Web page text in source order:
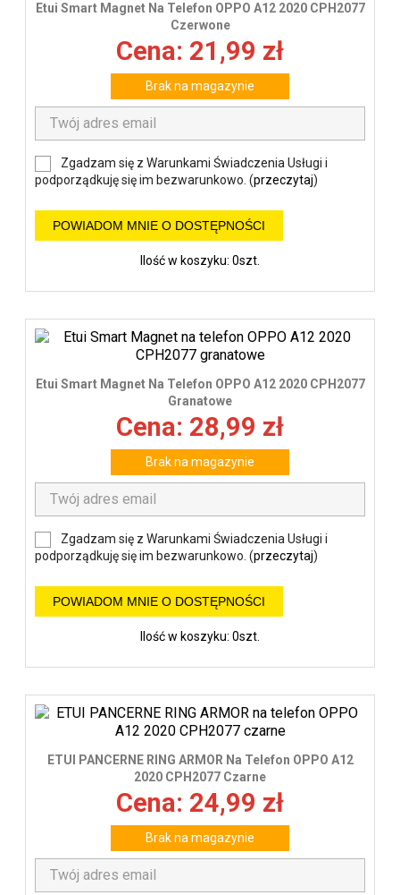
Etui Smart Magnet Na Telefon OPPO A12 2020 CPH2077
Czerwone
Cena: 21,99 zł
Brak na magazynie
Zgadzam się z Warunkami Świadczenia Usługi i
podporządkuję się im bezwarunkowo. (przeczytaj)
POWIADOM MNIE O DOSTĘPNOŚCI
Ilość w koszyku: 0szt.
Etui Smart Magnet Na Telefon OPPO A12 2020 CPH2077
Granatowe
Cena: 28,99 zł
Brak na magazynie
Zgadzam się z Warunkami Świadczenia Usługi i
podporządkuję się im bezwarunkowo. (przeczytaj)
POWIADOM MNIE O DOSTĘPNOŚCI
Ilość w koszyku: 0szt.
ETUI PANCERNE RING ARMOR Na Telefon OPPO A12
2020 CPH2077 Czarne
Cena: 24,99 zł
Brak na magazynie